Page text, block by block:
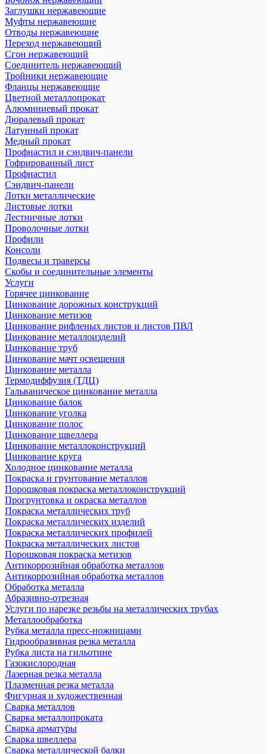
Заглушки нержавеющие
Муфты нержавеющие
Отводы нержавеющие
Переход нержавеющий
Сгон нержавеющий
Соединитель нержавеющий
Тройники нержавеющие
Фланцы нержавеющие
Цветной металлопрокат
Алюминиевый прокат
Дюралевый прокат
Латунный прокат
Медный прокат
Профнастил и сэндвич-панели
Гофрированный лист
Профнастил
Сэндвич-панели
Лотки металлические
Листовые лотки
Лестничные лотки
Проволочные лотки
Профили
Консоли
Подвесы и траверсы
Скобы и соединительные элементы
Услуги
Горячее цинкование
Цинкование дорожных конструкций
Цинкование метизов
Цинкование рифленых листов и листов ПВЛ
Цинкование металлоизделий
Цинкование труб
Цинкование мачт освещения
Цинкование металла
Термодиффузия (ТДЦ)
Гальваническое цинкование металла
Цинкование балок
Цинкование уголка
Цинкование полос
Цинкование швеллера
Цинкование металлоконструкций
Цинкование круга
Холодное цинкование металла
Покраска и грунтование металлов
Порошковая покраска металлоконструкций
Прогрунтовка и окраска металлов
Покраска металлических труб
Покраска металлических изделий
Покраска металлических профилей
Покраска металлических листов
Порошковая покраска метизов
Антикоррозийная обработка металлов
Антикоррозийная обработка металлов
Обработка металла
Абразивно-отрезная
Услуги по нарезке резьбы на металлических трубах
Металлообработка
Рубка металла пресс-ножницами
Гидрообразивная резка металла
Рубка листа на гильотине
Газокислородная
Лазерная резка металла
Плазменная резка металла
Фигурная и художественная
Сварка металлов
Сварка металлопроката
Сварка арматуры
Сварка швеллера
Сварка металлической балки